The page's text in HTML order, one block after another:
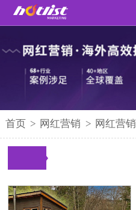
首页 > 网红营销 > 网红营销